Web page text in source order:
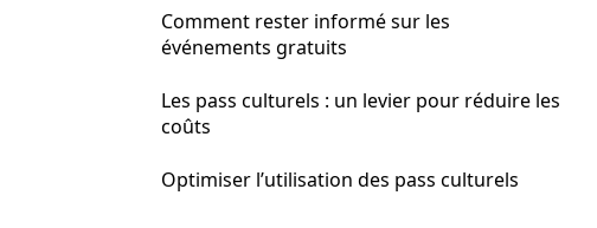
Comment rester informé sur les
événements gratuits
Les pass culturels : un levier pour réduire les
coûts
Optimiser l’utilisation des pass culturels